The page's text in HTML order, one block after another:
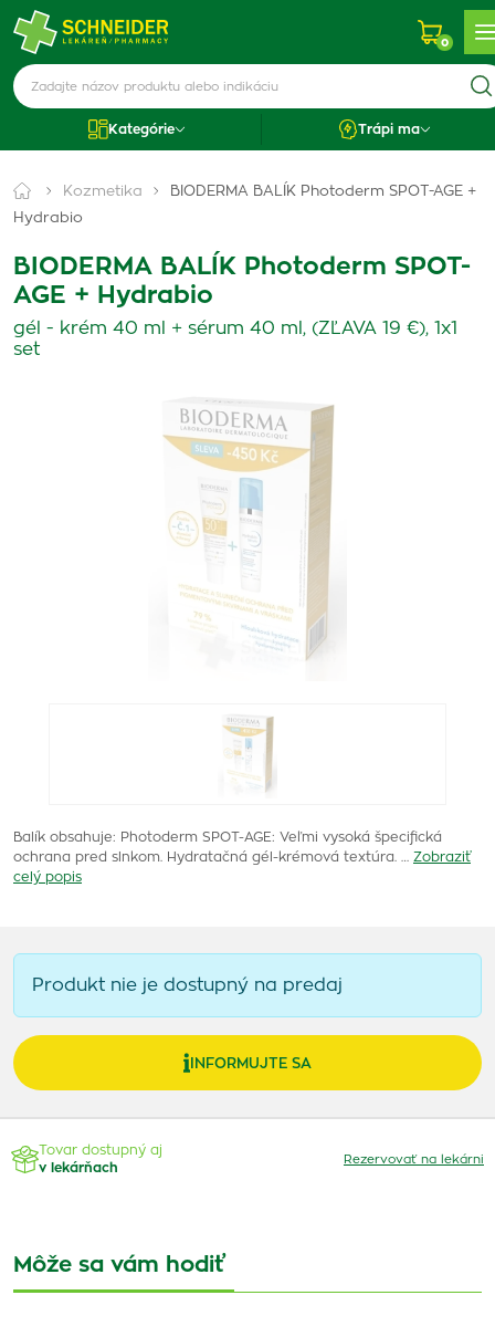
0
Kategórie Trápi ma
Kozmetika
BIODERMA BALÍK Photoderm SPOT-AGE +
Hydrabio
BIODERMA BALÍK Photoderm SPOT-
AGE + Hydrabio
gél - krém 40 ml + sérum 40 ml, (ZĽAVA 19 €), 1x1
set
Balík obsahuje: Photoderm SPOT-AGE: Veľmi vysoká špecifická
ochrana pred slnkom. Hydratačná gél-krémová textúra. …
Zobraziť
celý popis
Produkt nie je dostupný na predaj
INFORMUJTE SA
Tovar dostupný aj
v lekárňach
Rezervovať na lekárni
Môže sa vám hodiť